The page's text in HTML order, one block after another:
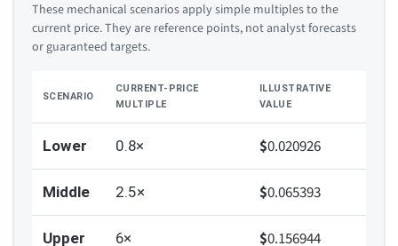
These mechanical scenarios apply simple multiples to the
current price. They are reference points, not analyst forecasts
or guaranteed targets.
SCENARIO
CURRENT-PRICE
MULTIPLE
ILLUSTRATIVE
VALUE
Lower 0.8× $0.020926
Middle 2.5× $0.065393
Upper 6× $0.156944